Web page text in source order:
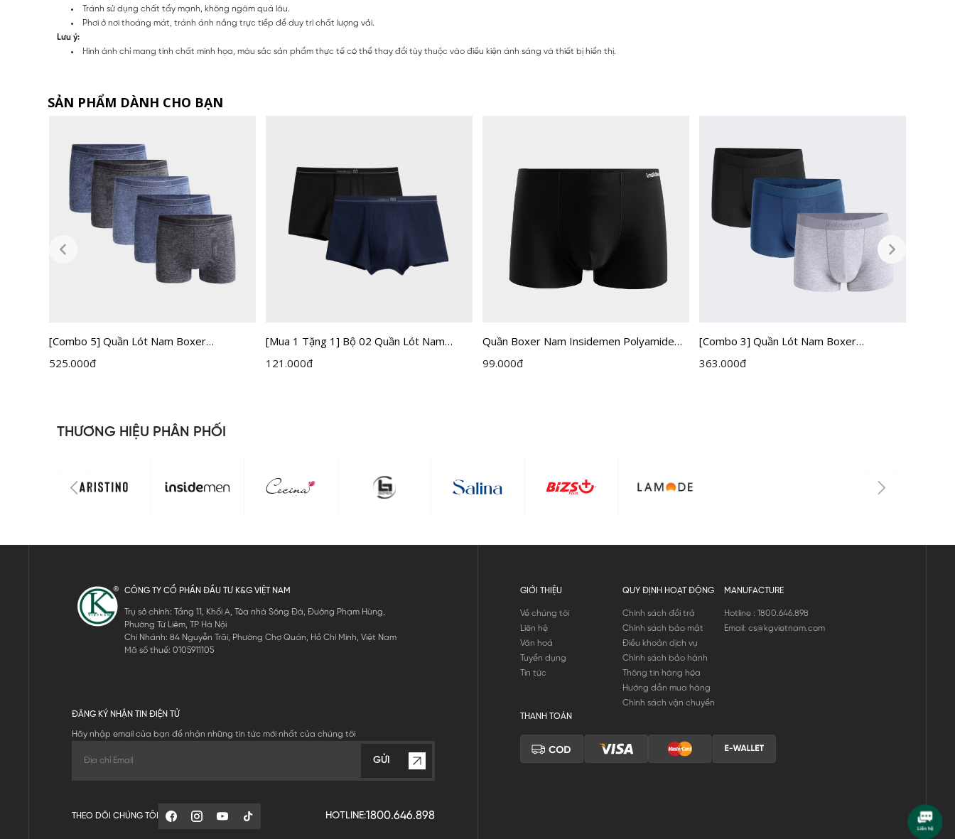
Tránh sử dụng chất tẩy mạnh, không ngâm quá lâu.
Phơi ở nơi thoáng mát, tránh ánh nắng trực tiếp để duy trì chất lượng vải.
Lưu ý:
Hình ảnh chỉ mang tính chất minh họa, màu sắc sản phẩm thực tế có thể thay đổi tùy thuộc vào điều kiện ánh sáng và thiết bị hiển thị.
SẢN PHẨM DÀNH CHO BẠN
[Combo 5] Quần Lót Nam Boxer
Insidemen IBX005EXP05
525.000đ
[Mua 1 Tặng 1] Bộ 02 Quần Lót Nam
Boxer Insidemen IBX007EDP02
121.000đ
Quần Boxer Nam Insidemen Polyamide
IBX502EDP01
99.000đ
[Combo 3] Quần Lót Nam Boxer
Insidemen IBX006EDP03
363.000đ
THƯƠNG HIỆU PHÂN PHỐI
CÔNG TY CỔ PHẦN ĐẦU TƯ K&G VIỆT NAM
Trụ sở chính: Tầng 11, Khối A, Tòa nhà Sông Đà, Đường Phạm Hùng,
Phường Từ Liêm, TP Hà Nội
Chi Nhánh: 84 Nguyễn Trãi, Phường Chợ Quán, Hồ Chí Minh, Việt Nam
Mã số thuế: 0105911105
ĐĂNG KÝ NHẬN TIN ĐIỆN TỬ
Hãy nhập email của bạn để nhận những tin tức mới nhất của chúng tôi
GỬI
THEO DÕI CHÚNG TÔI HOTLINE:1800.646.898
GIỚI THIỆU
Về chúng tôi
Liên hệ
Văn hoá
Tuyển dụng
Tin tức
QUY ĐỊNH HOẠT ĐỘNG
Chính sách đổi trả
Chính sách bảo mật
Điều khoản dịch vụ
Chính sách bảo hành
Thông tin hàng hóa
Hướng dẫn mua hàng
Chính sách vận chuyển
MANUFACTURE
Hotline : 1800.646.898
Email: cs@kgvietnam.com
THANH TOÁN